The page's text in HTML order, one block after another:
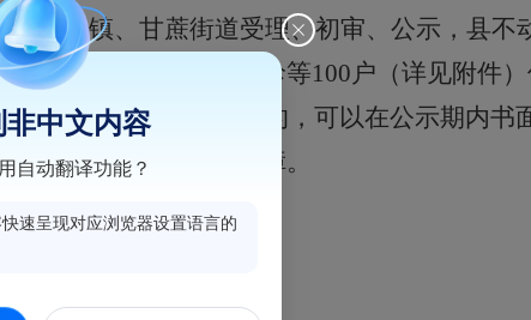
、白沙镇、甘蔗街道受理、初审、公示，县不
、认定，此批次
邓丽珍等100 户（详见附件
7天。对公示对象有异议的，可以在公示期内书
成立的，予以继续保障。
非中文内容
自动翻译功能？
速呈现对应浏览器设置语言的